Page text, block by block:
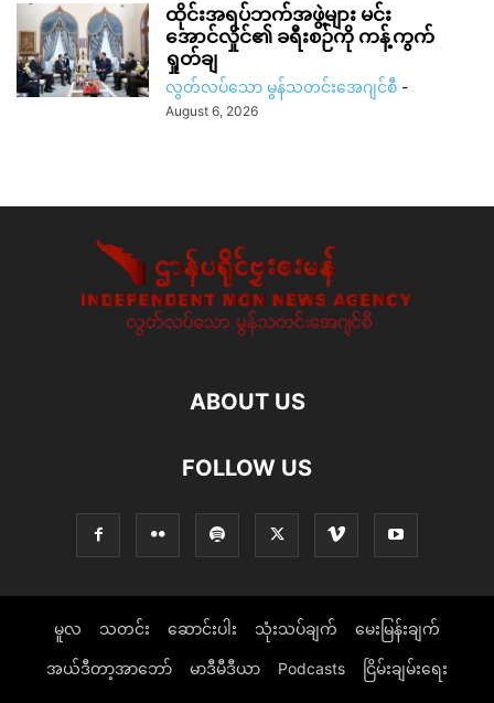
ထိုင်းအရပ်ဘက်အဖွဲ့များ မင်း
အောင်လှိုင်၏ ခရီးစဉ်ကို ကန့်ကွက်
ရှုတ်ချ
လွတ်လပ်သော မွန်သတင်းအေဂျင်စီ -
August 6, 2026
ABOUT US
FOLLOW US
မူလ သတင်း ဆောင်းပါး သုံးသပ်ချက် မေးမြန်းချက်
အယ်ဒီတာ့အာဘော် မာဒီမီဒီယာ Podcasts ငြိမ်းချမ်းရေး